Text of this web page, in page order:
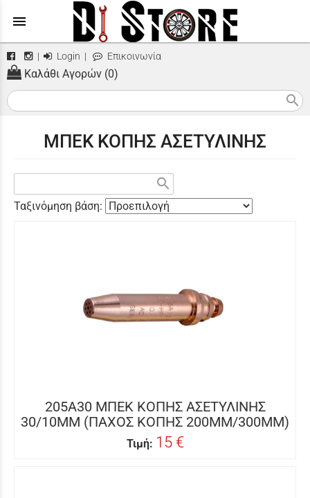
menu
| Login | Επικοινωνία
Καλάθι Αγορών (0)
search
ΜΠΕΚ ΚΟΠΗΣ ΑΣΕΤΥΛΙΝΗΣ
search
Ταξινόμηση βάση:
205A30 ΜΠΕΚ ΚΟΠΗΣ ΑΣΕΤΥΛΙΝΗΣ
30/10MM (ΠΑΧΟΣ ΚΟΠΗΣ 200MM/300MM)
Τιμή: 15 €